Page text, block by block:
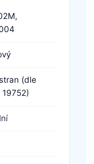
(dle
19752)